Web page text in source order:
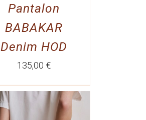
Pantalon
BABAKAR
Denim HOD
135,00 €